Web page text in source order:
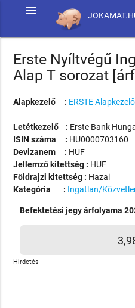
menu
Erste Nyíltvégű
Alap T sorozat
Alapkezelő : ERSTE
Letétkezelő : Erste Bank
ISIN száma : HU0000703160
Devizanem : HUF
Jellemző kitettség : HUF
Földrajzi kitettség : Hazai
Kategória : Ingatlan/
Befektetési jegy árfolyama
Hirdetés